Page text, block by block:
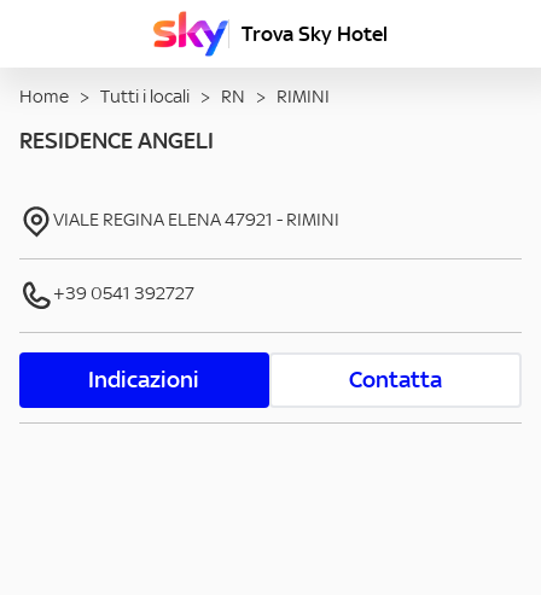
Trova Sky Hotel
Home > Tutti i locali > RN > RIMINI
RESIDENCE ANGELI
VIALE REGINA ELENA47921 - RIMINI
+39 0541 392727
Indicazioni Contatta